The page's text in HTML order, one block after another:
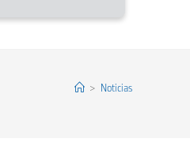
> Noticias